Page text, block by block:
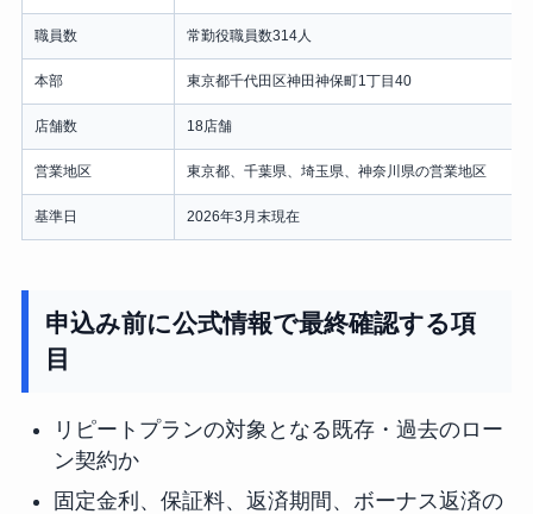
職員数 常勤役職員数314人
本部 東京都千代田区神田神保町1丁目40
店舗数 18店舗
営業地区 東京都、千葉県、埼玉県、神奈川県の営業地区
基準日 2026年3月末現在
申込み前に公式情報で最終確認する項
目
リピートプランの対象となる既存・過去のロー
ン契約か
固定金利、保証料、返済期間、ボーナス返済の